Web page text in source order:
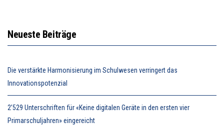
Neueste Beiträge
Die verstärkte Harmonisierung im Schulwesen verringert das
Innovationspotenzial
2’529 Unterschriften für «Keine digitalen Geräte in den ersten vier
Primarschuljahren» eingereicht